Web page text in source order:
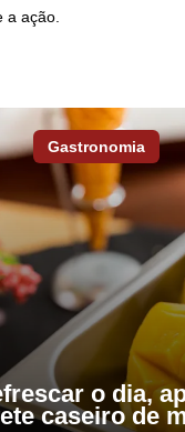
a ação.
Gastronomia
o dia,
caseiro de